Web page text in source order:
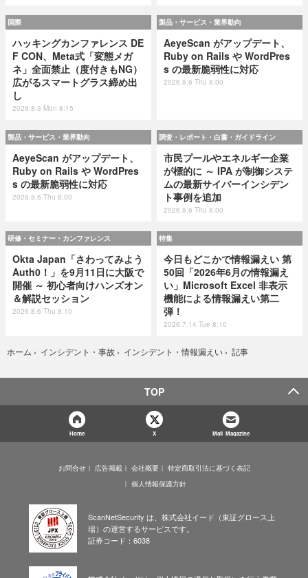
国際
ハッキングカンファレンス DE
F CON、Meta式「変態メガ
ネ」全面禁止（度付きもNG）
広がるスマートグラス締め出
し
2026.8.3 Mon 8:15
製品・サービス・業界動向
AeyeScan がアップデート、
Ruby on Rails や WordPres
s の最新脆弱性に対応
2026.8.6 Thu 8:00
製品・サービス・業界動向
AeyeScan がアップデート、
Ruby on Rails や WordPres
s の最新脆弱性に対応
2026.8.6 Thu 8:00
調査・レポート・白書・ガイドライン
市民プールやエネルギー企業
が標的に ～ IPA が制御システ
ムの最新サイバーインシデン
ト事例を追加
2026.8.6 Thu 8:00
研修・セミナー・カンファレンス
Okta Japan「さわってみよう
Auth0！」を9月11日に大阪で
開催 ～ 初心者向けハンズオン
＆解説セッション
2026.8.6 Thu 8:10
特集
今日もどこかで情報漏えい 第
50回「2026年6月の情報漏え
い」Microsoft Excel 非表示
機能による情報漏えい第二
弾！
2026.7.14 Tue 8:10
ホーム › インシデント・事故 › インシデント・情報漏えい › 記事
TOP
Home X Mail Magazine
お問合せ 広告掲載 会社概要
特定商取引法に基づく表記
個人情報保護方針
ScanNetSecurity は、株式会社イード（東証グロース上
場）の運営するサービスです。
証券コード：6038